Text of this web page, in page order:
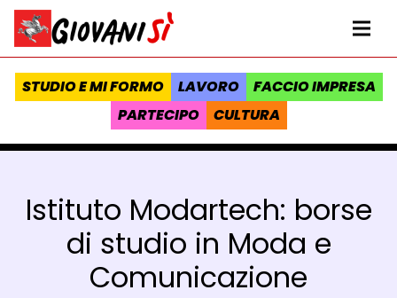
Vai al contenuto
Homepage Giovanisì - Progetto della Regione Toscana
STUDIO E MI FORMO LAVORO
FACCIO IMPRESA
PARTECIPO
CULTURA
Istituto Modartech: borse
di studio in Moda e
Comunicazione